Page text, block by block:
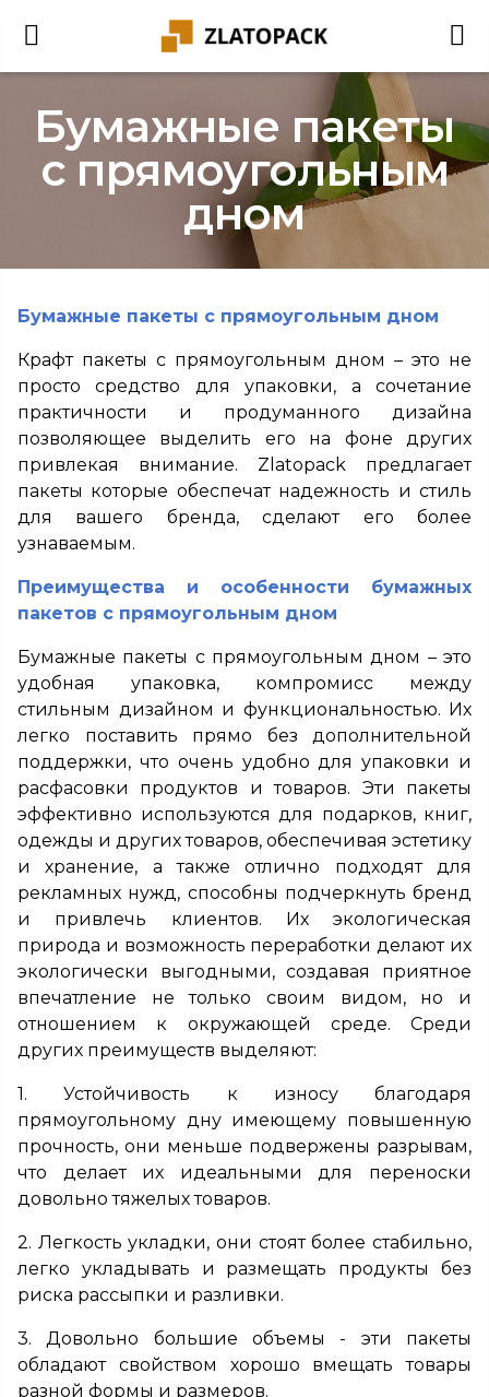
Бумажные пакеты
с прямоугольным
дном
Бумажные пакеты с прямоугольным дном
Крафт пакеты с прямоугольным дном – это не
просто средство для упаковки, а сочетание
практичности и продуманного дизайна
позволяющее выделить его на фоне других
привлекая внимание. Zlatopack предлагает
пакеты которые обеспечат надежность и стиль
для вашего бренда, сделают его более
узнаваемым.
Преимущества и особенности бумажных
пакетов с прямоугольным дном
Бумажные пакеты с прямоугольным дном – это
удобная упаковка, компромисс между
стильным дизайном и функциональностью. Их
легко поставить прямо без дополнительной
поддержки, что очень удобно для упаковки и
расфасовки продуктов и товаров. Эти пакеты
эффективно используются для подарков, книг,
одежды и других товаров, обеспечивая эстетику
и хранение, а также отлично подходят для
рекламных нужд, способны подчеркнуть бренд
и привлечь клиентов. Их экологическая
природа и возможность переработки делают их
экологически выгодными, создавая приятное
впечатление не только своим видом, но и
отношением к окружающей среде. Среди
других преимуществ выделяют:
1. Устойчивость к износу благодаря
прямоугольному дну имеющему повышенную
прочность, они меньше подвержены разрывам,
что делает их идеальными для переноски
довольно тяжелых товаров.
2. Легкость укладки, они стоят более стабильно,
легко укладывать и размещать продукты без
риска рассыпки и разливки.
3. Довольно большие объемы - эти пакеты
обладают свойством хорошо вмещать товары
разной формы и размеров.